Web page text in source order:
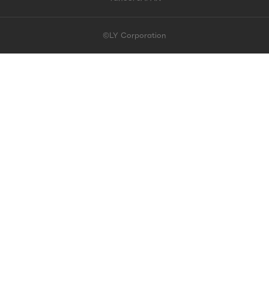
©LY Corporation
このコンテンツは掲載が終了しました | LINE占い